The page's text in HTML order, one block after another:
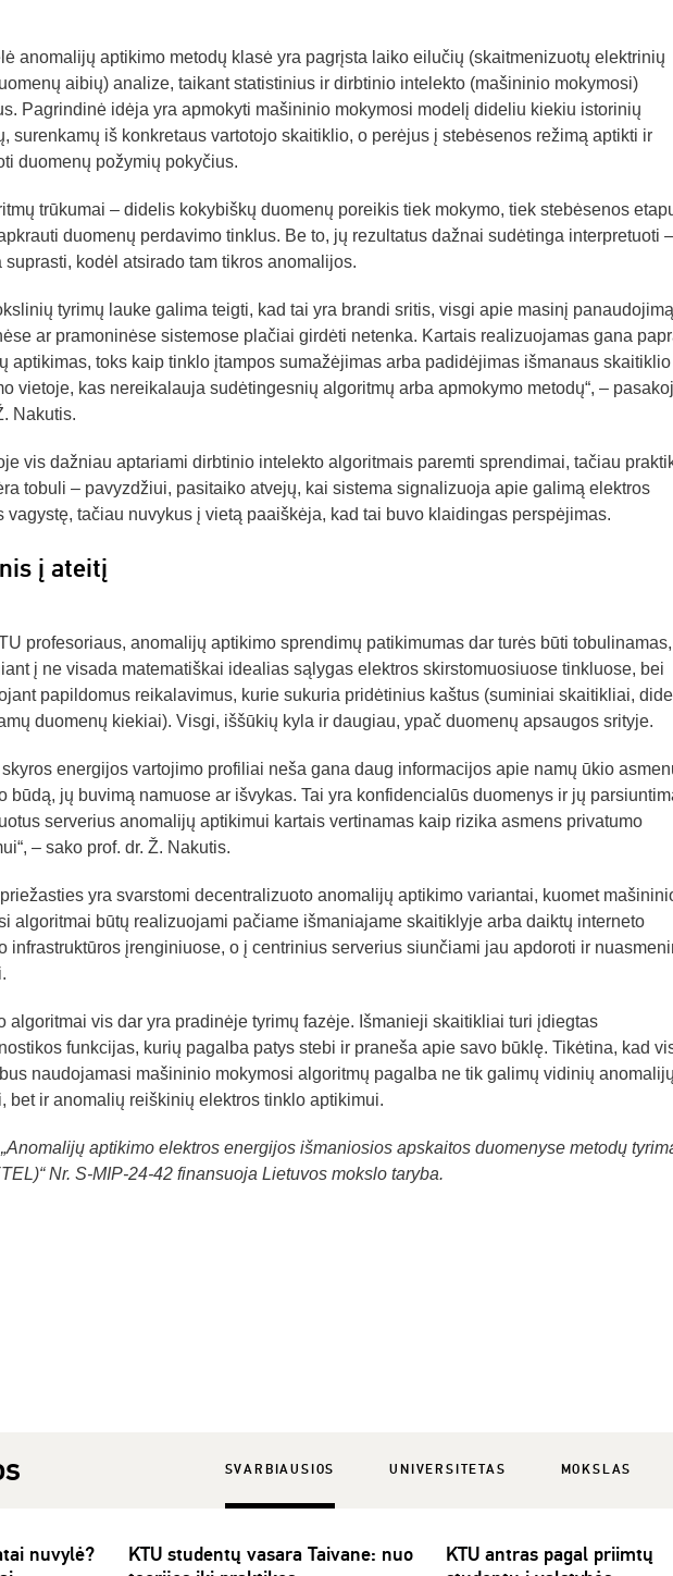
anomalijų aptikimo metodų klasė yra pagrįsta laiko eilučių (skaitmenizuotų elektrinių
aibių) analize, taikant statistinius ir dirbtinio intelekto (mašininio mokymosi)
Pagrindinė idėja yra apmokyti mašininio mokymosi modelį dideliu kiekiu istorinių
surenkamų iš konkretaus vartotojo skaitiklio, o perėjus į stebėsenos režimą aptikti ir
duomenų požymių pokyčius.
trūkumai – didelis kokybiškų duomenų poreikis tiek mokymo, tiek stebėsenos
duomenų perdavimo tinklus. Be to, jų rezultatus dažnai sudėtinga interpretuoti
suprasti, kodėl atsirado tam tikros anomalijos.
tyrimų lauke galima teigti, kad tai yra brandi sritis, visgi apie masinį panaudojimą
ar pramoninėse sistemose plačiai girdėti netenka. Kartais realizuojamas gana
aptikimas, toks kaip tinklo įtampos sumažėjimas arba padidėjimas išmanaus skaitiklio
vietoje, kas nereikalauja sudėtingesnių algoritmų arba apmokymo metodų“, –
Nakutis.
vis dažniau aptariami dirbtinio intelekto algoritmais paremti sprendimai, tačiau
tobuli – pavyzdžiui, pasitaiko atvejų, kai sistema signalizuoja apie galimą elektros
vagystę, tačiau nuvykus į vietą paaiškėja, kad tai buvo klaidingas perspėjimas.
į ateitį
profesoriaus, anomalijų aptikimo sprendimų patikimumas dar turės būti tobulinamas,
į ne visada matematiškai idealias sąlygas elektros skirstomuosiuose tinkluose, bei
papildomus reikalavimus, kurie sukuria pridėtinius kaštus (suminiai skaitikliai,
duomenų kiekiai). Visgi, iššūkių kyla ir daugiau, ypač duomenų apsaugos srityje.
skyros energijos vartojimo profiliai neša gana daug informacijos apie namų ūkio
būdą, jų buvimą namuose ar išvykas. Tai yra konfidencialūs duomenys ir jų
serverius anomalijų aptikimui kartais vertinamas kaip rizika asmens privatumo
– sako prof. dr. Ž. Nakutis.
yra svarstomi decentralizuoto anomalijų aptikimo variantai, kuomet
algoritmai būtų realizuojami pačiame išmaniajame skaitiklyje arba daiktų interneto
infrastruktūros įrenginiuose, o į centrinius serverius siunčiami jau apdoroti ir
algoritmai vis dar yra pradinėje tyrimų fazėje. Išmanieji skaitikliai turi įdiegtas
funkcijas, kurių pagalba patys stebi ir praneša apie savo būklę. Tikėtina, kad
naudojamasi mašininio mokymosi algoritmų pagalba ne tik galimų vidinių
bet ir anomalių reiškinių elektros tinklo aptikimui.
aptikimo elektros energijos išmaniosios apskaitos duomenyse metodų
Nr. S-MIP-24-42 finansuoja Lietuvos mokslo taryba.
SVARBIAUSIOS UNIVERSITETAS MOKSLAS
nuvylė?
KTU studentų vasara Taivane: nuo
KTU antras pagal priimtų